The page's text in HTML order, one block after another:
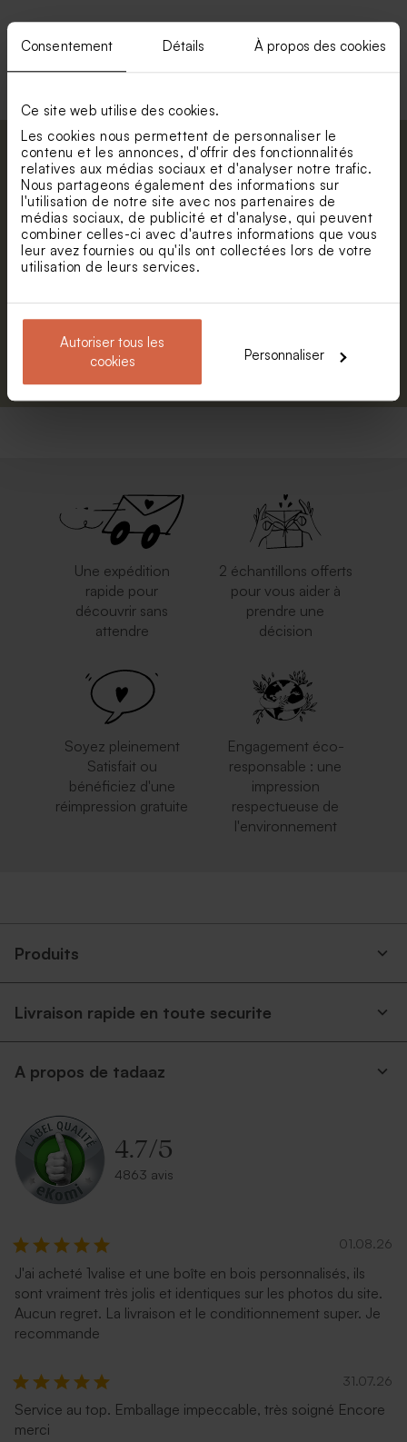
Consentement Détails À propos des cookies
Ce site web utilise des cookies.
Les cookies nous permettent de personnaliser le
contenu et les annonces, d'offrir des fonctionnalités
relatives aux médias sociaux et d'analyser notre trafic.
Nous partageons également des informations sur
l'utilisation de notre site avec nos partenaires de
médias sociaux, de publicité et d'analyse, qui peuvent
combiner celles-ci avec d'autres informations que vous
leur avez fournies ou qu'ils ont collectées lors de votre
utilisation de leurs services.
Autoriser tous les
cookies
Personnaliser
Valisette personnalisable Valisette carte du monde
Voir +
Abonnez-vous à la newsletter et restez
informé. Petite surprise : bénéficiez de 5%
de réduction.
Prénom
E-mail
Une expédition
rapide pour
découvrir sans
attendre
2 échantillons offerts
pour vous aider à
prendre une
décision
Soyez pleinement
Satisfait ou
bénéficiez d'une
réimpression gratuite
Engagement éco-
responsable : une
impression
respectueuse de
l'environnement
Produits
Livraison rapide en toute securite
A propos de tadaaz
4.7/5
4863 avis
01.08.26
J'ai acheté 1valise et une boîte en bois personnalisés, ils
sont vraiment très jolis et identiques sur les photos du site.
Aucun regret. La livraison et le conditionnement super. Je
recommande
31.07.26
Service au top. Emballage impeccable, très soigné Encore
merci